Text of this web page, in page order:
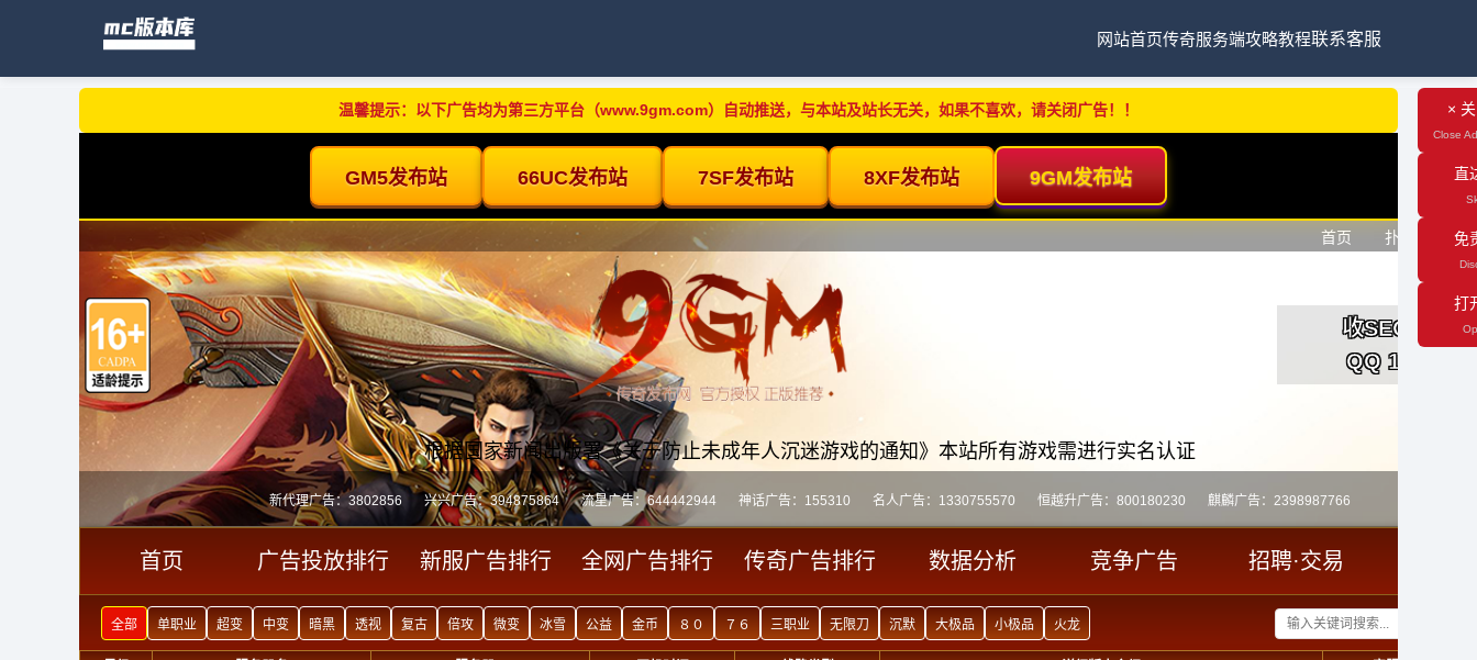
网站首页传奇服务端攻略教程联系客服
温馨提示：以下广告均为第三方平台（www.9gm.com）自动推送，与本站及站长无关，如果不喜欢，请关闭广告！！ ×
Close
直
免
打